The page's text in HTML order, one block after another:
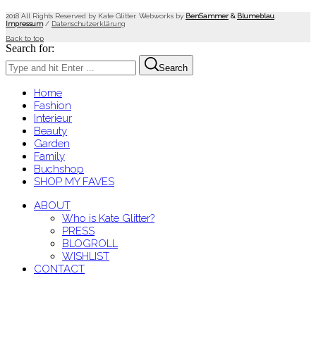
2018 All Rights Reserved by Kate Glitter. Webworks by BenSammer & Blumeblau
Impressum/ Datenschutzerklärung
Back to top
Search for:
Search
Home
Fashion
Interieur
Beauty
Garden
Family
Buchshop
SHOP MY FAVES
ABOUT
Who is Kate Glitter?
PRESS
BLOGROLL
WISHLIST
CONTACT